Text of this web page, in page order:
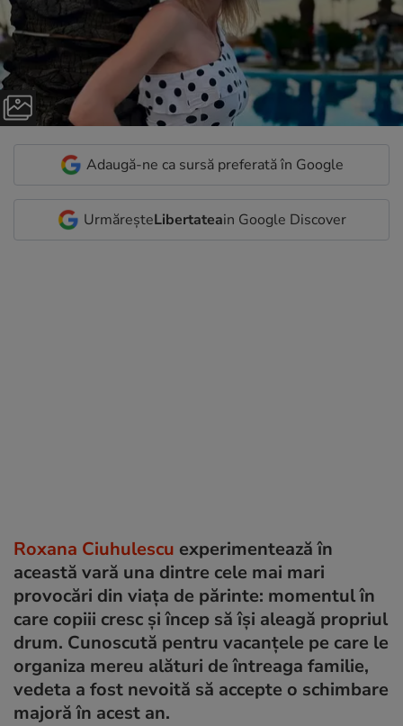
Adaugă-ne ca sursă preferată în Google
UrmăreșteLibertateain Google Discover
Roxana Ciuhulescu experimentează în
această vară una dintre cele mai mari
provocări din viața de părinte: momentul în
care copiii cresc și încep să își aleagă propriul
drum. Cunoscută pentru vacanțele pe care le
organiza mereu alături de întreaga familie,
vedeta a fost nevoită să accepte o schimbare
majoră în acest an.